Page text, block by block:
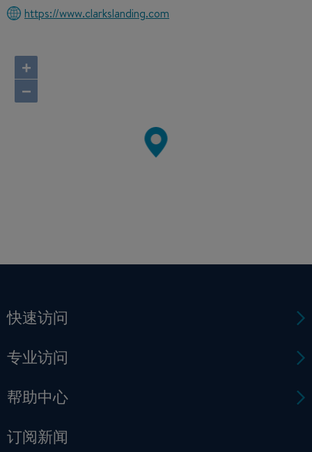
https://www.clarkslanding.com
+
−
快速访问
专业访问
帮助中心
订阅新闻